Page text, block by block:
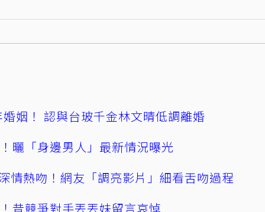
姻！ 認與台玻千金林文晴低調離婚
曬「身邊男人」最新情況曝光
情熱吻！網友「調亮影片」細看舌吻過程
昔競爭對手丟丟妹留言哀悼